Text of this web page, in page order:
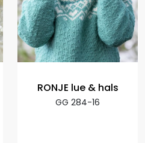
RONJE lue & hals
GG 284-16